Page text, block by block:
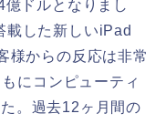
ドルとなりまし
載した新しいiPad
様からの反応は非常
にコンピューティ
。過去12ヶ月間の